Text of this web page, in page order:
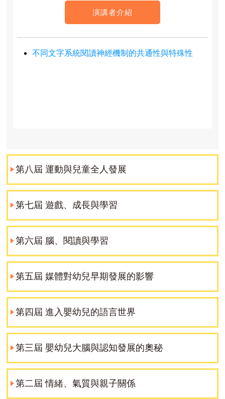
演講者介紹
不同文字系統閱讀神經機制的共通性與特殊性
第八屆 運動與兒童全人發展
第七屆 遊戲、成長與學習
第六屆 腦、閱讀與學習
第五屆 媒體對幼兒早期發展的影響
第四屆 進入嬰幼兒的語言世界
第三屆 嬰幼兒大腦與認知發展的奧秘
第二屆 情緒、氣質與親子關係